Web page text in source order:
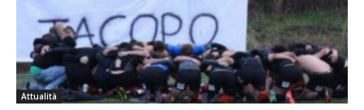
Attualità